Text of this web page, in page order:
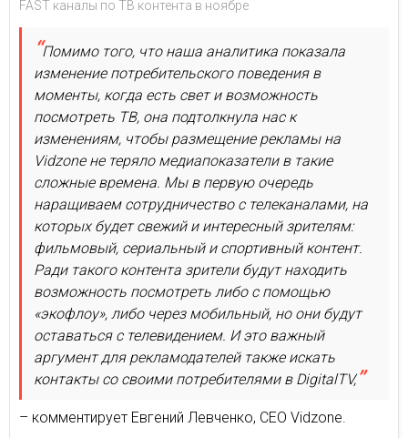
FAST каналы по ТВ контента в ноябре
Помимо того, что наша аналитика показала
изменение потребительского поведения в
моменты, когда есть свет и возможность
посмотреть ТВ, она подтолкнула нас к
изменениям, чтобы размещение рекламы на
Vidzone не теряло медиапоказатели в такие
сложные времена. Мы в первую очередь
наращиваем сотрудничество с телеканалами, на
которых будет свежий и интересный зрителям:
фильмовый, сериальный и спортивный контент.
Ради такого контента зрители будут находить
возможность посмотреть либо с помощью
«экофлоу», либо через мобильный, но они будут
оставаться с телевидением. И это важный
аргумент для рекламодателей также искать
контакты со своими потребителями в DigitalTV,
– комментирует Евгений Левченко, CEO Vidzone.